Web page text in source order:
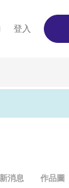
登入
消息 作品圖